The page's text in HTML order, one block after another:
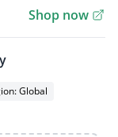
Shop now
Global